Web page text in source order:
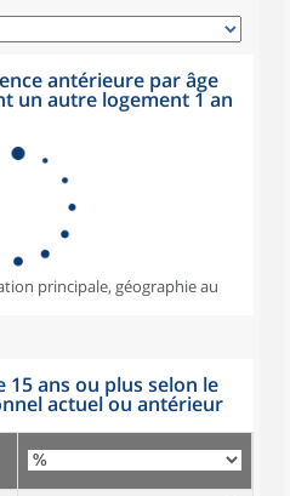
antérieure par âge
un autre logement 1 an
principale, géographie au
15 ans ou plus selon le
actuel ou antérieur